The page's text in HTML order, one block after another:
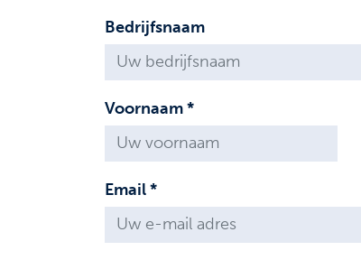
Bedrijfsnaam
Voornaam *
Email *